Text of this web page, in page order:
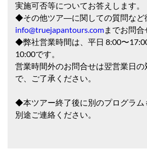
実施可否等についてお答えします。
◆その他ツア―に関しての質問など
info@truejapantours.comまでお問合
◆弊社営業時間は、平日 8:00〜
10:00です。
営業時間外のお問合せは翌営業日
で、ご了承ください。
◆本ツアー終了後に別のプログラム
別途ご連絡ください。